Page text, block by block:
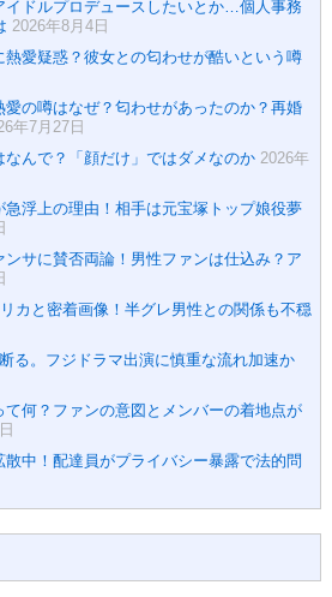
イドルプロデュースしたいとか…個人事務
2026年8月4日
愛疑惑？彼女との匂わせが酷いという噂
愛の噂はなぜ？匂わせがあったのか？再婚
年7月27日
んで？「顔だけ」ではダメなのか 2026年
浮上の理由！相手は元宝塚トップ娘役夢
サに賛否両論！男性ファンは仕込み？ア
カと密着画像！半グレ男性との関係も不穏
る。フジドラマ出演に慎重な流れ加速か
て何？ファンの意図とメンバーの着地点が
中！配達員がプライバシー暴露で法的問